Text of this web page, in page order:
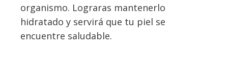
organismo. Lograras mantenerlo
hidratado y servirá que tu piel se
encuentre saludable.